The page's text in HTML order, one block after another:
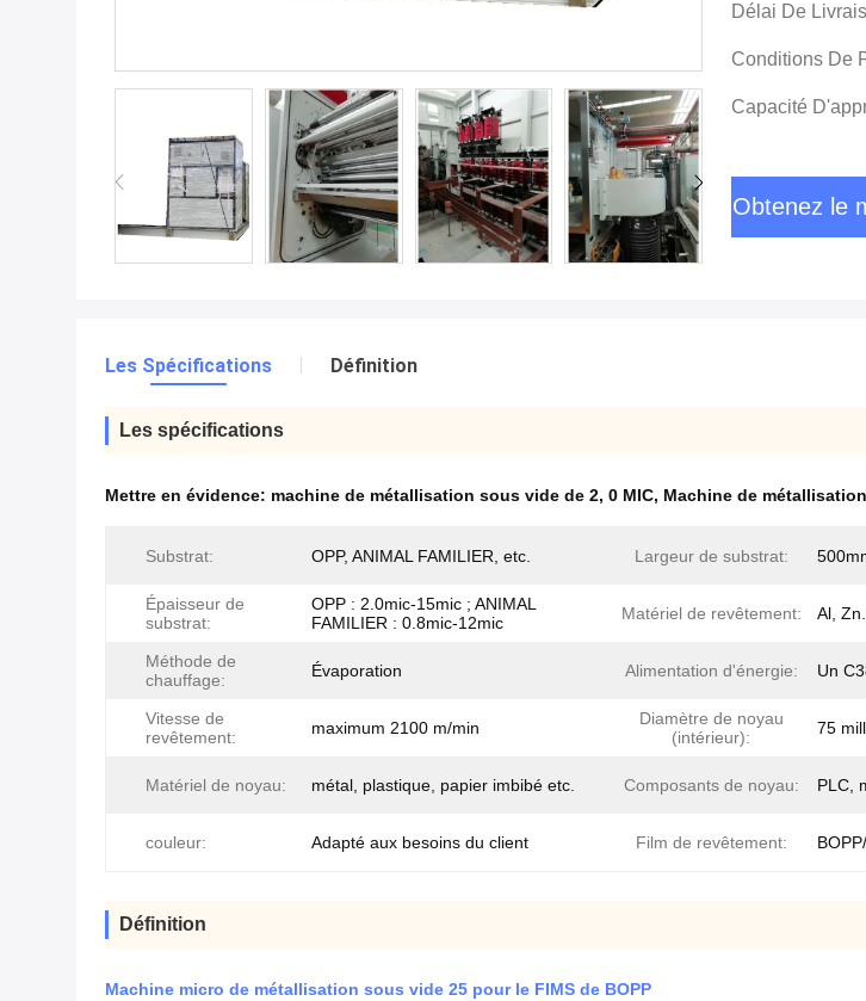
Délai De
Conditions De
Capacité
Obtenez le
Les Spécifications Définition
Les spécifications
Mettre en évidence: machine de métallisation sous vide de 2, 0 MIC, Machine de
Substrat: OPP, ANIMAL FAMILIER, etc. Largeur de substrat:
Épaisseur de
substrat:
OPP : 2.0mic-15mic ; ANIMAL
FAMILIER : 0.8mic-12mic
Matériel de revêtement: Al,
Méthode de
chauffage:
Évaporation Alimentation d'énergie: Un
Vitesse de
revêtement:
maximum 2100 m/min
Diamètre de noyau
(intérieur):
75
Matériel de noyau: métal, plastique, papier imbibé etc. Composants de noyau: PLC,
couleur: Adapté aux besoins du client Film de revêtement:
Définition
Machine micro de métallisation sous vide 25 pour le FIMS de BOPP